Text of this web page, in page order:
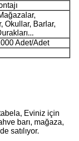
Okullar, Barlar,
Adet/Adet
Eviniz için
barı, mağaza,
satılıyor.